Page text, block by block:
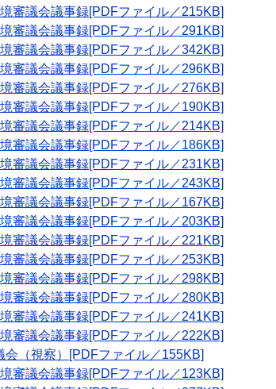
審議会議事録[PDFファイル／215KB]
審議会議事録[PDFファイル／291KB]
審議会議事録[PDFファイル／342KB]
審議会議事録[PDFファイル／296KB]
審議会議事録[PDFファイル／276KB]
審議会議事録[PDFファイル／190KB]
審議会議事録[PDFファイル／214KB]
審議会議事録[PDFファイル／186KB]
審議会議事録[PDFファイル／231KB]
審議会議事録[PDFファイル／243KB]
審議会議事録[PDFファイル／167KB]
審議会議事録[PDFファイル／203KB]
審議会議事録[PDFファイル／221KB]
審議会議事録[PDFファイル／253KB]
審議会議事録[PDFファイル／298KB]
審議会議事録[PDFファイル／280KB]
審議会議事録[PDFファイル／241KB]
審議会議事録[PDFファイル／222KB]
会（視察）[PDFファイル／155KB]
審議会議事録[PDFファイル／123KB]